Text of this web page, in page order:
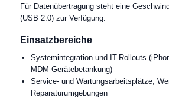
Für Datenübertragung steht eine
(USB 2.0) zur Verfügung.
Einsatzbereiche
Systemintegration und IT-Rollouts
MDM-Gerätebetankung)
Service- und Wartungsarbeitsplätze,
Reparaturumgebungen